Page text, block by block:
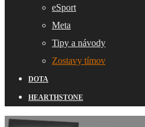
eSport
Meta
Tipy a návody
Zostavy tímov
DOTA
HEARTHSTONE